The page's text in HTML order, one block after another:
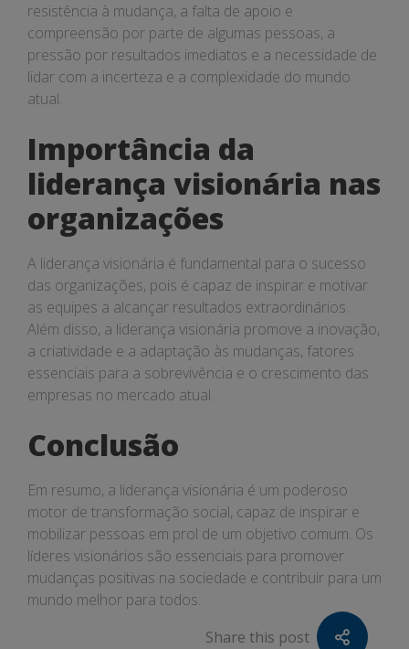
resistência à mudança, a falta de apoio e
compreensão por parte de algumas pessoas, a
pressão por resultados imediatos e a necessidade de
lidar com a incerteza e a complexidade do mundo
atual.
Importância da
liderança visionária nas
organizações
A liderança visionária é fundamental para o sucesso
das organizações, pois é capaz de inspirar e motivar
as equipes a alcançar resultados extraordinários.
Além disso, a liderança visionária promove a inovação,
a criatividade e a adaptação às mudanças, fatores
essenciais para a sobrevivência e o crescimento das
empresas no mercado atual.
Conclusão
Em resumo, a liderança visionária é um poderoso
motor de transformação social, capaz de inspirar e
mobilizar pessoas em prol de um objetivo comum. Os
líderes visionários são essenciais para promover
mudanças positivas na sociedade e contribuir para um
mundo melhor para todos.
Share this post